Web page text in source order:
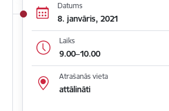
Datums
8. janvāris, 2021
Laiks
9.00–10.00
Atrašanās vieta
attālināti